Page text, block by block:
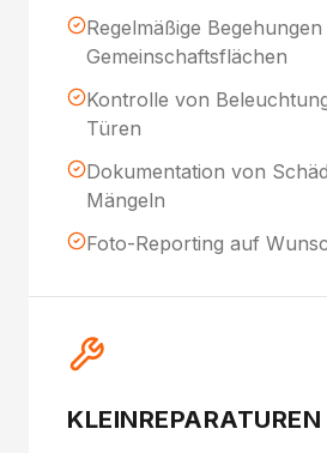
Regelmäßige
Gemeinschaftsflächen
Kontrolle von
Türen
Dokumentation von
Mängeln
Foto-Reporting auf
KLEINREPARATUREN